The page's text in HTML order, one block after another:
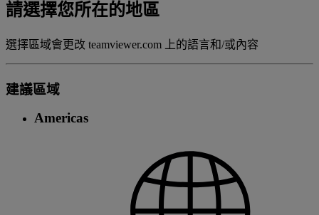
請選擇您所在的地區
選擇區域會更改 teamviewer.com 上的語言和/或內容
建議區域
Americas